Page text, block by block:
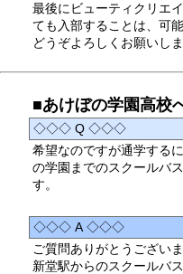
最後にビューティクリエ
ても入部することは、可能
どうぞよろしくお願いしま
■あけぼの学園高校
◇◇◇ Q ◇◇◇
希望なのですが通学する
の学園までのスクールバ
す。
◇◇◇ A ◇◇◇
ご質問ありがとうございま
新堂駅からのスクールバ